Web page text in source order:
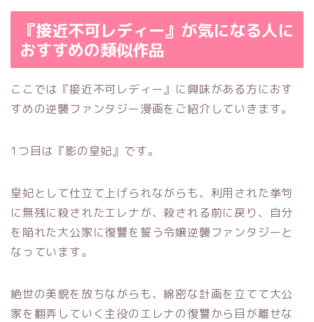
『接近不可レディー』が気になる人に
おすすめの類似作品
ここでは『接近不可レディー』に興味がある方におす
すめの逆襲ファンタジー漫画をご紹介していきます。
1つ目は『影の皇妃』です。
皇妃として仕立て上げられながらも、利用された挙句
に無残に殺されたエレナが、殺される前に戻り、自分
を陥れた大公家に復讐を誓う令嬢逆襲ファンタジーと
なっています。
絶世の美貌を放ちながらも、綿密な計画を立てて大公
家を翻弄していく主役のエレナの復讐から目が離せな